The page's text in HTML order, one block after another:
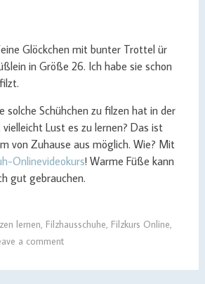
Glöckchen mit bunter Trottel ür
in Größe 26. Ich habe sie schon
solche Schühchen zu filzen hat in der
vielleicht Lust es zu lernen? Das ist
von Zuhause aus möglich. Wie? Mit
Onlinevideokurs! Warme Füße kann
gut gebrauchen.
lernen, Filzhausschuhe, Filzkurs Online,
a comment